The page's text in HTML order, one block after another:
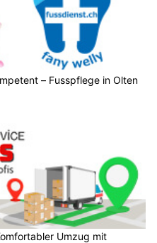
– Fusspflege in Olten
Umzug mit